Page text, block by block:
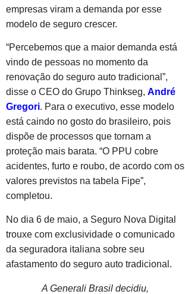
empresas viram a demanda por esse
modelo de seguro crescer.
“Percebemos que a maior demanda está
vindo de pessoas no momento da
renovação do seguro auto tradicional”,
disse o CEO do Grupo Thinkseg, André
Gregori. Para o executivo, esse modelo
está caindo no gosto do brasileiro, pois
dispõe de processos que tornam a
proteção mais barata. “O PPU cobre
acidentes, furto e roubo, de acordo com os
valores previstos na tabela Fipe”,
completou.
No dia 6 de maio, a Seguro Nova Digital
trouxe com exclusividade o comunicado
da seguradora italiana sobre seu
afastamento do seguro auto tradicional.
A Generali Brasil decidiu,